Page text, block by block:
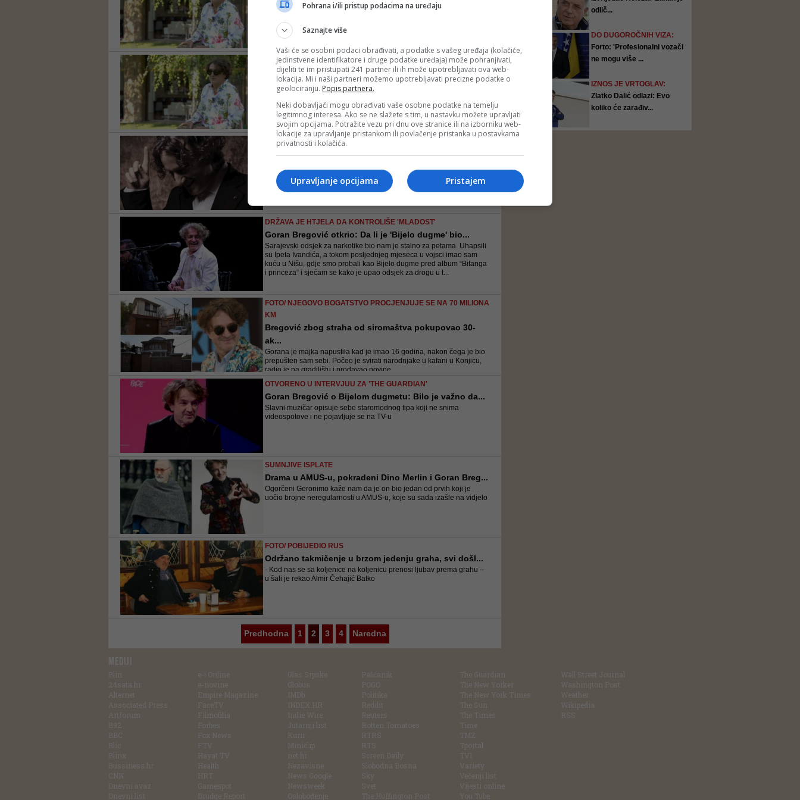
Željka Bregović se nikada nije pojavljivala u javnosti. Sa ocem je u
odličnim odnosima, živi u Austriji i ima dvoje djece
VIDEO/ GORAN BREGOVIĆ O POLITIČARIMA
Dodik je fin čovjek, uvijek sam ga cijenio i volio...
Raspravljao je i o tome da je politika težak posao, i da ćemo u 21.
vijeku morati da naučimo kako da živimo zajedno
'SVI MI ROĐENI U SARAJEVU VUČEMO TRAUMU'
Goran Bregović: Jalija nam određuje sudbinu... Ona...
ona kao pismo u boci bačenoj u okean
DRŽAVA JE HTJELA DA KONTROLIŠE 'MLADOST'
Goran Bregović otkrio: Da li je 'Bijelo dugme' bio...
Sarajevski odsjek za narkotike bio nam je stalno za petama. Uhapsili
su Ipeta Ivandića, a tokom posljednjeg mjeseca u vojsci imao sam
kuću u Nišu, gdje smo probali kao Bijelo dugme pred album “Bitanga
i princeza” i sjećam se kako je upao odsjek za drogu u t...
FOTO/ NJEGOVO BOGATSTVO PROCJENJUJE SE NA 70 MILIONA
KM
Bregović zbog straha od siromaštva pokupovao 30-
ak...
Gorana je majka napustila kad je imao 16 godina, nakon čega je bio
prepušten sam sebi. Počeo je svirati narodnjake u kafani u Konjicu,
radio je na gradilištu i prodavao novine
OTVORENO U INTERVJUU ZA 'THE GUARDIAN'
Goran Bregović o Bijelom dugmetu: Bilo je važno da...
Slavni muzičar opisuje sebe staromodnog tipa koji ne snima
videospotove i ne pojavljuje se na TV-u
SUMNJIVE ISPLATE
Drama u AMUS-u, pokradeni Dino Merlin i Goran Breg...
Ogorčeni Geronimo kaže nam da je on bio jedan od prvih koji je
uočio brojne neregularnosti u AMUS-u, koje su sada izašle na vidjelo
FOTO/ POBIJEDIO RUS
Održano takmičenje u brzom jedenju graha, svi došl...
- Kod nas se sa koljenice na koljenicu prenosi ljubav prema grahu –
u šali je rekao Almir Čehajić Batko
Predhodna 1 2 3 4 Naredna
odlič...
DO DUGOROČNIH VIZA:
Forto: 'Profesionalni vozači
ne mogu više ...
IZNOS JE VRTOGLAV:
Zlatko Dalić odlazi: Evo
koliko će zarađiv...
MEDIJI
Blin
24sata.hr
Alternet
Associated Press
Artforum
B92
BBC
Blic
Blinx
Bussiness.hr
CNN
Dnevni avaz
Dnevni list
e-! Online
e-novine
Empire Magazine
FaceTV
Filmofilia
Forbes
Fox News
FTV
Hayat TV
Health
HRT
Gamespot
Drudge Report
Glas Srpske
Globus
IMDb
INDEX.HR
Indie Wire
Jutarnji list
Kurir
Miniclip
net.hr
Nezavisne
News Google
Newsweek
Oslobođenje
Pešćanik
POGO
Politika
Reddit
Reuters
Rotten Tomatoes
RTRS
RTS
Screen Daily
Slobodna Bosna
Sky
Svet
The Huffington Post
The Guardian
The New Yorker
The New York Times
The Sun
The Times
Time
TMZ
Tportal
TV1
Variety
Večenji list
Vijesti online
You Tube
Wall Street Journal
Washington Post
Weather
Wikipedia
RSS
Pohrana i/ili pristup podacima na uređaju
Saznajte više
Vaši će se osobni podaci obrađivati, a podatke s vašeg uređaja (kolačiće,
jedinstvene identifikatore i druge podatke uređaja) može pohranjivati,
dijeliti te im pristupati 241 partner ili ih može upotrebljavati ova web-
lokacija. Mi i naši partneri možemo upotrebljavati precizne podatke o
geolociranju. Popis partnera.
Neki dobavljači mogu obrađivati vaše osobne podatke na temelju
legitimnog interesa. Ako se ne slažete s tim, u nastavku možete upravljati
svojim opcijama. Potražite vezu pri dnu ove stranice ili na izborniku web-
lokacije za upravljanje pristankom ili povlačenje pristanka u postavkama
privatnosti i kolačića.
Pristajem
Upravljanje opcijama